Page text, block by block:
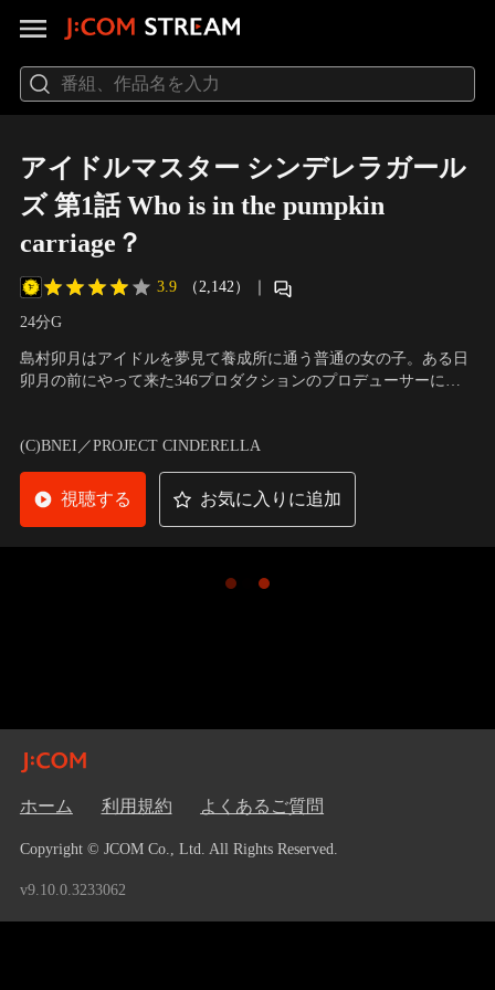
アイドルマスター シンデレラガール
ズ 第1話 Who is in the pumpkin
carriage？
3.9 （2,142） ｜
24分G
島村卯月はアイドルを夢見て養成所に通う普通の女の子。ある日
卯月の前にやって来た346プロダクションのプロデューサーに、
バーがまだ二人足りず……。
ナスタシア） 他
(C)BNEI／PROJECT CINDERELLA
視聴する お気に入りに追加
ホーム 利用規約 よくあるご質問
Copyright © JCOM Co., Ltd. All Rights Reserved.
v9.10.0.3233062